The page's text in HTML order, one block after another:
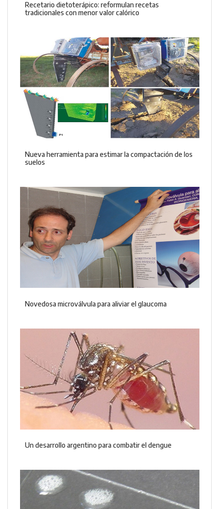
Recetario dietoterápico: reformulan recetas
tradicionales con menor valor calórico
Nueva herramienta para estimar la compactación de los
suelos
Novedosa microválvula para aliviar el glaucoma
Un desarrollo argentino para combatir el dengue